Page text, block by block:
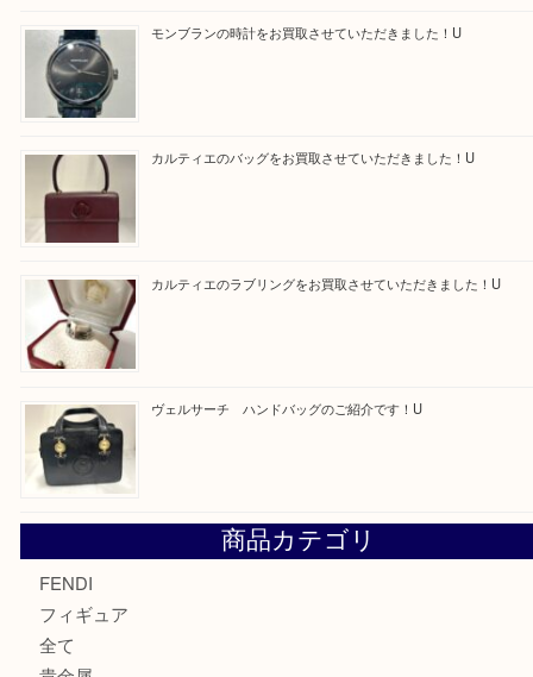
求人要項はここをクリック
Facebook
Twitter
Line
買取ブログ検索
最近の投稿